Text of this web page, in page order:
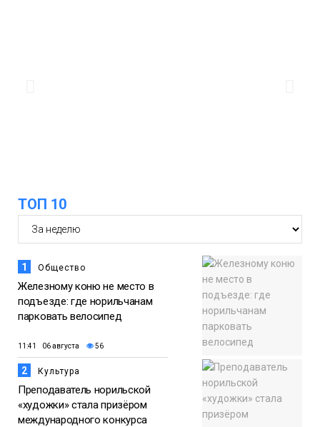
ТОП 10
1 Общество
Железному коню не место в
подъезде: где норильчанам
парковать велосипед
11:41 06 августа 56
2 Культура
Преподаватель норильской
«художки» стала призёром
международного конкурса